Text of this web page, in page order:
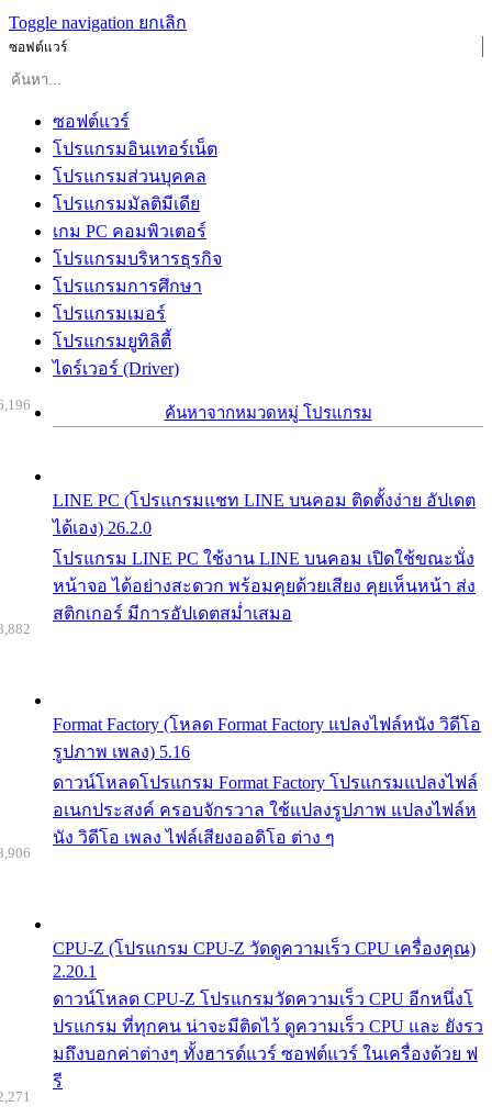
Toggle navigation ยกเลิก
ซอฟต์แวร์
ซอฟต์แวร์
โปรแกรมอินเทอร์เน็ต
โปรแกรมส่วนบุคคล
โปรแกรมมัลติมีเดีย
เกม PC คอมพิวเตอร์
โปรแกรมบริหารธุรกิจ
โปรแกรมการศึกษา
โปรแกรมเมอร์
โปรแกรมยูทิลิตี้
ไดร์เวอร์ (Driver)
ค้นหาจากหมวดหมู่ โปรแกรม
LINE PC (โปรแกรมแชท LINE บนคอม ติดตั้งง่าย อัปเดต
ได้เอง) 26.2.0
โปรแกรม LINE PC ใช้งาน LINE บนคอม เปิดใช้ขณะนั่ง
หน้าจอ ได้อย่างสะดวก พร้อมคุยด้วยเสียง คุยเห็นหน้า ส่ง
สติกเกอร์ มีการอัปเดตสม่ำเสมอ
Format Factory (โหลด Format Factory แปลงไฟล์หนัง วิดีโอ
รูปภาพ เพลง) 5.16
ดาวน์โหลดโปรแกรม Format Factory โปรแกรมแปลงไฟล์
อเนกประสงค์ ครอบจักรวาล ใช้แปลงรูปภาพ แปลงไฟล์ห
นัง วิดีโอ เพลง ไฟล์เสียงออดิโอ ต่าง ๆ
CPU-Z (โปรแกรม CPU-Z วัดดูความเร็ว CPU เครื่องคุณ)
2.20.1
ดาวน์โหลด CPU-Z โปรแกรมวัดความเร็ว CPU อีกหนึ่งโ
ปรแกรม ที่ทุกคน น่าจะมีติดไว้ ดูความเร็ว CPU และ ยังรว
มถึงบอกค่าต่างๆ ทั้งฮารด์แวร์ ซอฟต์แวร์ ในเครื่องด้วย ฟ
รี